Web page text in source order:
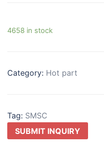
4658 in stock
Category: Hot part
Tag: SMSC
SUBMIT INQUIRY